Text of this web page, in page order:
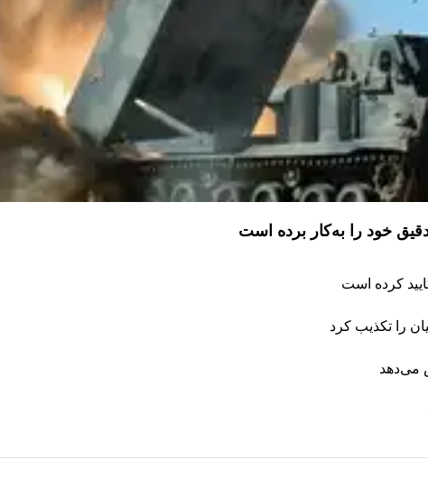
خود را به‌کار برده است
کرده است
را تکذیب کرد
می‌دهد